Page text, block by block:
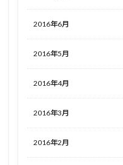
2016年6月
2016年5月
2016年4月
2016年3月
2016年2月